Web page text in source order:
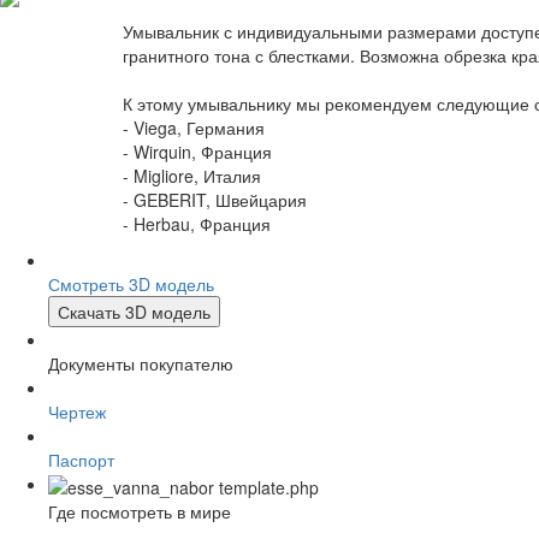
Умывальник с индивидуальными размерами
гранитного тона с блестками. Возможна обрезка
К этому умывальнику мы рекомендуем следующие
- Viega, Германия
- Wirquin, Франция
- Migliore, Италия
- GEBERIT, Швейцария
- Herbau, Франция
Смотреть 3D модель
Скачать 3D модель
Документы покупателю
Чертеж
Паспорт
Где посмотреть в мире